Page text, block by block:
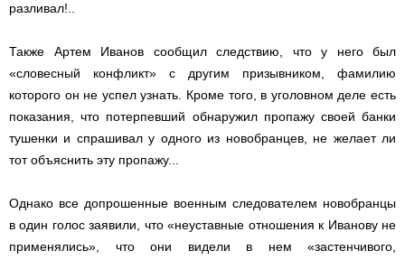
разливал!..
Также Артем Иванов сообщил следствию, что у него был
«словесный конфликт» с другим призывником, фамилию
которого он не успел узнать. Кроме того, в уголовном деле есть
показания, что потерпевший обнаружил пропажу своей банки
тушенки и спрашивал у одного из новобранцев, не желает ли
тот объяснить эту пропажу...
Однако все допрошенные военным следователем новобранцы
в один голос заявили, что «неуставные отношения к Иванову не
применялись», что они видели в нем «застенчивого,